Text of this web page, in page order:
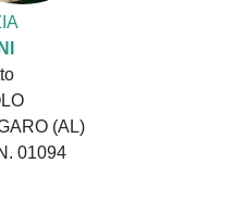
(AL)
01094